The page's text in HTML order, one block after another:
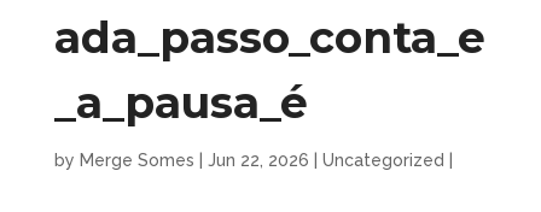
ada_passo_conta_e
_a_pausa_é
by Merge Somes Jun 22, 2026 Uncategorized